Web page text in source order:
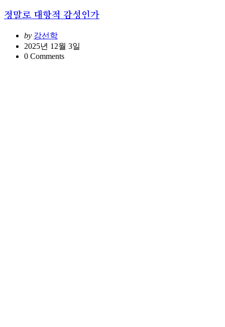
정말로 대항적 감성인가
Posted
by 강선학
2025년 12월 3일
0 Comments